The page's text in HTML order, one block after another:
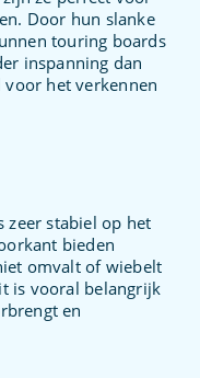
Door hun slanke
touring boards
inspanning dan
voor het verkennen
zeer stabiel op het
bieden
omvalt of wiebelt
is vooral belangrijk
en